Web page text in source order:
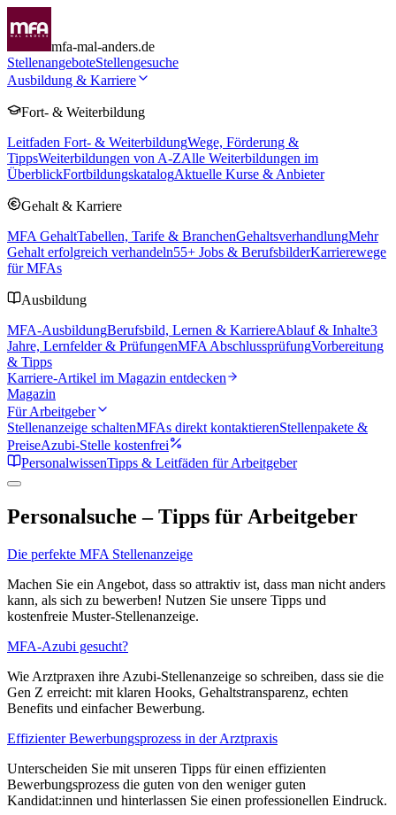
mfa-mal-anders.de
StellenangeboteStellengesuche
Ausbildung & Karriere
Fort- & Weiterbildung
Leitfaden Fort- & WeiterbildungWege, Förderung &
TippsWeiterbildungen von A-ZAlle Weiterbildungen im
ÜberblickFortbildungskatalogAktuelle Kurse & Anbieter
Gehalt & Karriere
MFA GehaltTabellen, Tarife & BranchenGehaltsverhandlungMehr
Gehalt erfolgreich verhandeln55+ Jobs & BerufsbilderKarrierewege
für MFAs
Ausbildung
MFA-AusbildungBerufsbild, Lernen & KarriereAblauf & Inhalte3
Jahre, Lernfelder & PrüfungenMFA AbschlussprüfungVorbereitung
& Tipps
Karriere-Artikel im Magazin entdecken
Magazin
Für Arbeitgeber
Stellenanzeige schaltenMFAs direkt kontaktierenStellenpakete &
PreiseAzubi-Stelle kostenfrei
PersonalwissenTipps & Leitfäden für Arbeitgeber
Personalsuche – Tipps für Arbeitgeber
Die perfekte MFA Stellenanzeige
Machen Sie ein Angebot, dass so attraktiv ist, dass man nicht anders
kann, als sich zu bewerben! Nutzen Sie unsere Tipps und
kostenfreie Muster-Stellenanzeige.
MFA-Azubi gesucht?
Wie Arztpraxen ihre Azubi-Stellenanzeige so schreiben, dass sie die
Gen Z erreicht: mit klaren Hooks, Gehaltstransparenz, echten
Benefits und einfacher Bewerbung.
Effizienter Bewerbungsprozess in der Arztpraxis
Unterscheiden Sie mit unseren Tipps für einen effizienten
Bewerbungsprozess die guten von den weniger guten
Kandidat:innen und hinterlassen Sie einen professionellen Eindruck.